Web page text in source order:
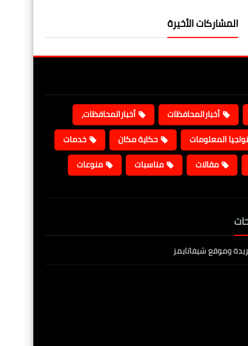
المشاركات الأخيرة
أخبارالمحافظات
أخبارالمحافظات،
المعلومات حكاية مكان
خدمات
مقالات مناسبات منوعات
وموقع شيفاتايمز